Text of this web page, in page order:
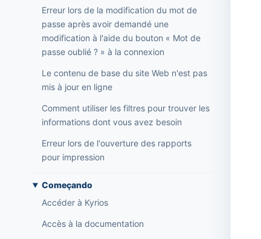
Erreur lors de la modification du mot de
passe après avoir demandé une
modification à l'aide du bouton « Mot de
passe oublié ? » à la connexion
Le contenu de base du site Web n'est pas
mis à jour en ligne
Comment utiliser les filtres pour trouver les
informations dont vous avez besoin
Erreur lors de l'ouverture des rapports
pour impression
Começando
Accéder à Kyrios
Accès à la documentation